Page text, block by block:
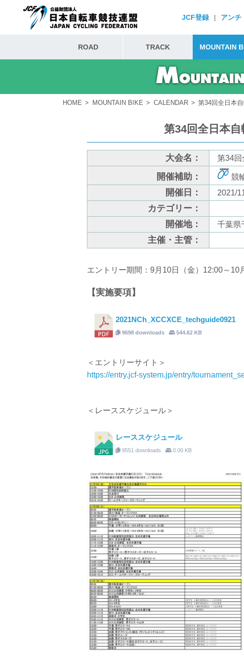
JCF登録 | アンチ
ROAD TRACK MOUNTAIN
HOME MOUNTAIN BIKE CALENDAR 第34回全日本
第34回全日本
大会名： 第34回
開催補助： 競
開催日： 2021/
カテゴリー：
開催地：
千葉
主催・主管：
エントリー期間：9月10日（金）12:00～
【実施要項】
2021NCh_XCCXCE_techguide0921
9698 downloads 544.62 KB
＜エントリーサイト＞
https://entry.jcf-system.jp/entry/
＜レーススケジュール＞
レーススケジュール
9551 downloads 0.00 KB